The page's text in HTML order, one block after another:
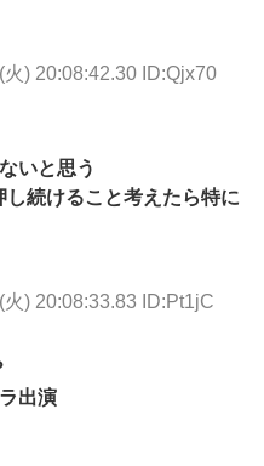
) 20:08:42.30 ID:Qjx70
いと思う
続けること考えたら特に
) 20:08:33.83 ID:Pt1jC
出演